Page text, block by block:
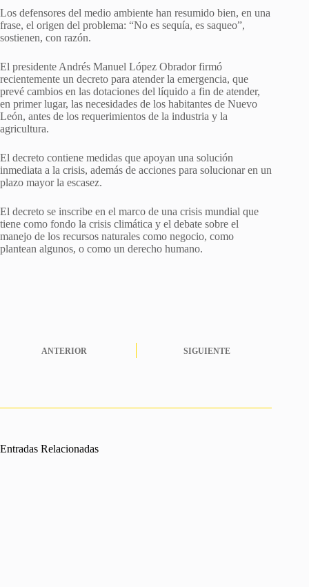
Los defensores del medio ambiente han resumido bien, en una
frase, el origen del problema: “No es sequía, es saqueo”,
sostienen, con razón.
El presidente Andrés Manuel López Obrador firmó
recientemente un decreto para atender la emergencia, que
prevé cambios en las dotaciones del líquido a fin de atender,
en primer lugar, las necesidades de los habitantes de Nuevo
León, antes de los requerimientos de la industria y la
agricultura.
El decreto contiene medidas que apoyan una solución
inmediata a la crisis, además de acciones para solucionar en un
plazo mayor la escasez.
El decreto se inscribe en el marco de una crisis mundial que
tiene como fondo la crisis climática y el debate sobre el
manejo de los recursos naturales como negocio, como
plantean algunos, o como un derecho humano.
ANTERIOR SIGUIENTE
Entradas Relacionadas